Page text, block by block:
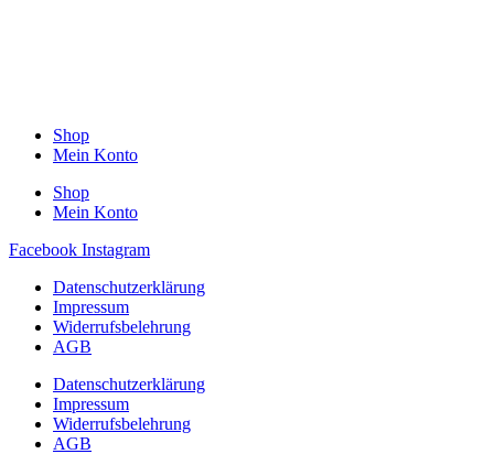
Shop
Mein Konto
Shop
Mein Konto
Facebook Instagram
Datenschutzerklärung
Impressum
Widerrufsbelehrung
AGB
Datenschutzerklärung
Impressum
Widerrufsbelehrung
AGB